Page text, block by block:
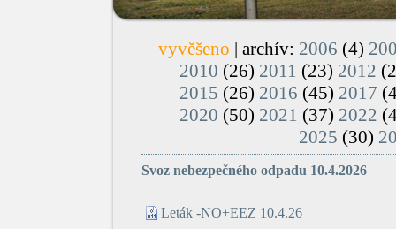
vyvěšeno | archív: 2006 (4)
2010 (26) 2011 (23) 2012
2015 (26) 2016 (45) 2017
2020 (50) 2021 (37) 2022
2025 (30)
Svoz nebezpečného odpadu 10.4.2026
Leták -NO+EEZ 10.4.26